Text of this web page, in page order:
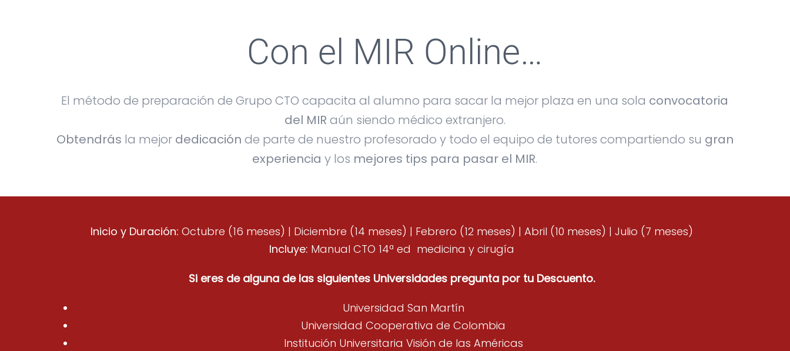
Con el MIR Online…
El método de preparación de Grupo CTO capacita al alumno para sacar la mejor plaza en una sola convocatoria
del MIR aún siendo médico extranjero.
Obtendrás la mejor dedicación de parte de nuestro profesorado y todo el equipo de tutores compartiendo su gran
experiencia y los mejores tips para pasar el MIR.
Inicio y Duración: Octubre (16 meses) | Diciembre (14 meses) | Febrero (12 meses) | Abril (10 meses) | Julio (7 meses)
Incluye: Manual CTO 14ª ed medicina y cirugía
Si eres de alguna de las siguientes Universidades pregunta por tu Descuento.
Universidad San Martín
Universidad Cooperativa de Colombia
Institución Universitaria Visión de las Américas